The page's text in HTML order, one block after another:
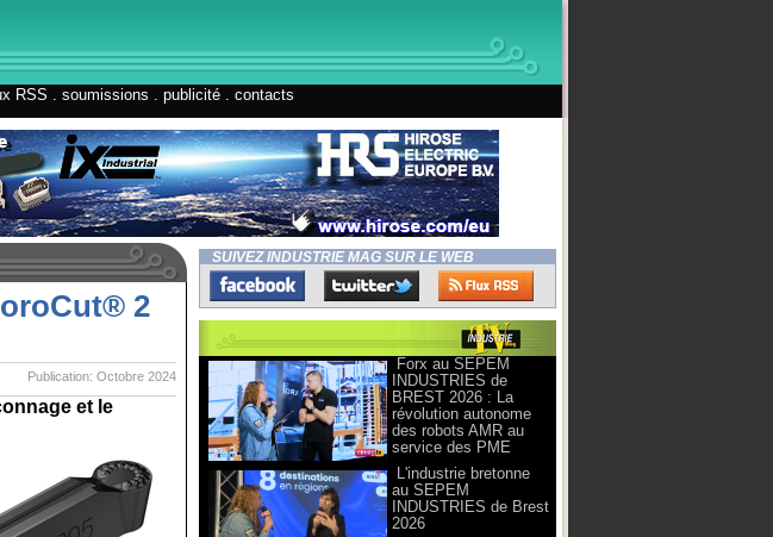
RSS soumissions publicité contacts
2
Publication: Octobre 2024
et le
SUIVEZ INDUSTRIE MAG SUR LE WEB
Forx au SEPEM
INDUSTRIES de
BREST 2026 : La
révolution autonome
des robots AMR au
service des PME
L'industrie bretonne
au SEPEM
INDUSTRIES de Brest
2026